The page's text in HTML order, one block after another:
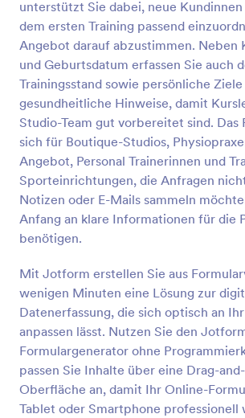
unterstützt Sie dabei, neue
dem ersten Training passend
Angebot darauf abzustimmen. Neben
und Geburtsdatum erfassen Sie auch
Trainingsstand sowie persönliche
gesundheitliche Hinweise, damit
Studio-Team gut vorbereitet sind. Das
sich für Boutique-Studios,
Angebot, Personal Trainerinnen und
Sporteinrichtungen, die Anfragen
Notizen oder E-Mails sammeln
Anfang an klare Informationen für die
benötigen.
Mit Jotform erstellen Sie aus
wenigen Minuten eine Lösung zur
Datenerfassung, die sich optisch an
anpassen lässt. Nutzen Sie den
Formulargenerator ohne
passen Sie Inhalte über eine Drag-
Oberfläche an, damit Ihr Online-
Tablet oder Smartphone professionell
Vorschau
Pilates Anamnesebogen
Das Pilates-Aufnahmeformular für das